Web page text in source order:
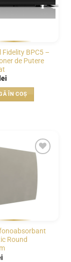
Fidelity BPC5 –
de Putere
lei
ÎN COȘ
WISHLIST
Round